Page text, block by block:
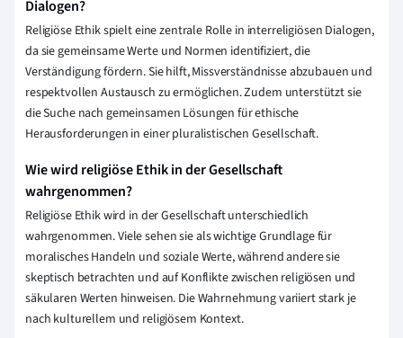
Dialogen?
Religiöse Ethik spielt eine zentrale Rolle in interreligiösen Dialogen,
da sie gemeinsame Werte und Normen identifiziert, die
Verständigung fördern. Sie hilft, Missverständnisse abzubauen und
respektvollen Austausch zu ermöglichen. Zudem unterstützt sie
die Suche nach gemeinsamen Lösungen für ethische
Herausforderungen in einer pluralistischen Gesellschaft.
Wie wird religiöse Ethik in der Gesellschaft
wahrgenommen?
Religiöse Ethik wird in der Gesellschaft unterschiedlich
wahrgenommen. Viele sehen sie als wichtige Grundlage für
moralisches Handeln und soziale Werte, während andere sie
skeptisch betrachten und auf Konflikte zwischen religiösen und
säkularen Werten hinweisen. Die Wahrnehmung variiert stark je
nach kulturellem und religiösem Kontext.